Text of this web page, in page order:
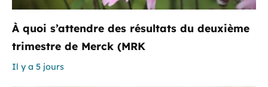
À quoi s’attendre des résultats du deuxième
trimestre de Merck (MRK
Il y a 5 jours